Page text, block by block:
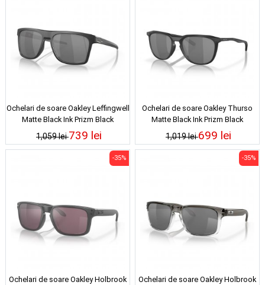
Ochelari de soare Oakley Leffingwell
Matte Black Ink Prizm Black
Polarized
1,059 lei739 lei
Ochelari de soare Oakley Thurso
Matte Black Ink Prizm Black
1,019 lei699 lei
Ochelari de soare Oakley Holbrook
-35%
Ochelari de soare Oakley Holbrook
-35%